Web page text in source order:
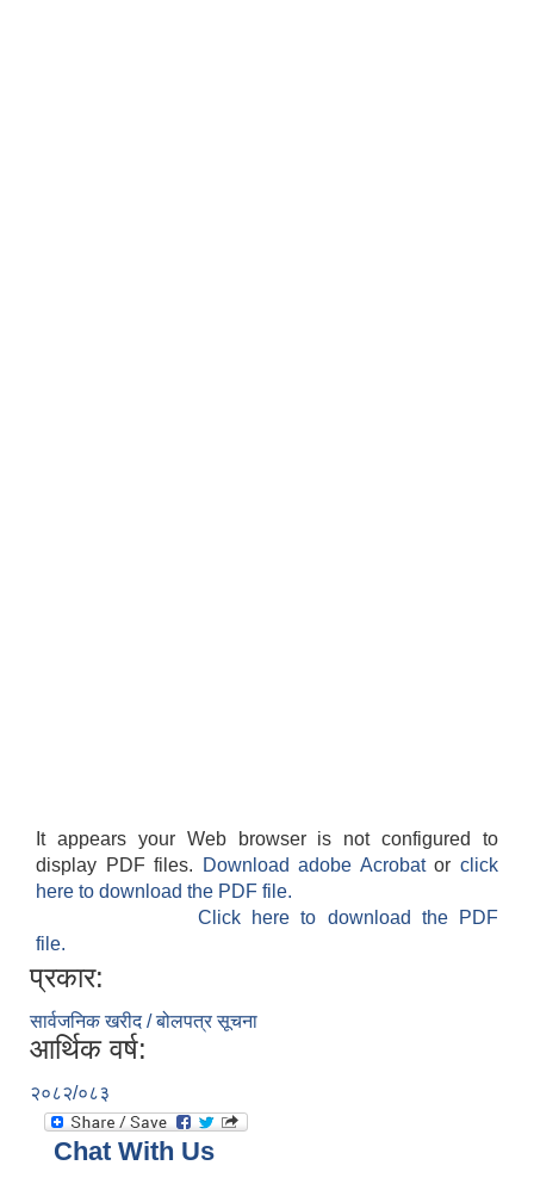
It appears your Web browser is not configured to
display PDF files.
Download adobe Acrobatorclick
here to download the PDF file.
Click here to download the PDF
file.
प्रकार:
सार्वजनिक खरीद / बोलपत्र सूचना
आर्थिक वर्ष:
२०८२/०८३
Chat With Us